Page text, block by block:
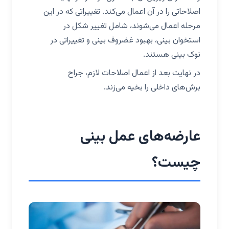
اصلاحاتی را در آن اعمال می‌کند. تغییراتی که در این
مرحله اعمال می‌شوند، شامل تغییر شکل در
استخوان بینی، بهبود غضروف بینی و تغییراتی در
نوک بینی هستند.
در نهایت بعد از اعمال اصلاحات لازم، جراح
برش‌های داخلی را بخیه می‌زند.
عارضه‌های عمل بینی
چیست؟